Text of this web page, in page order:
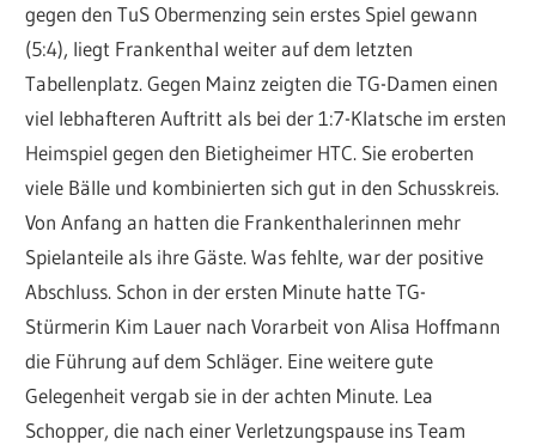
gegen den TuS Obermenzing sein erstes Spiel gewann
(5:4), liegt Frankenthal weiter auf dem letzten
Tabellenplatz. Gegen Mainz zeigten die TG-Damen einen
viel lebhafteren Auftritt als bei der 1:7-Klatsche im ersten
Heimspiel gegen den Bietigheimer HTC. Sie eroberten
viele Bälle und kombinierten sich gut in den Schusskreis.
Von Anfang an hatten die Frankenthalerinnen mehr
Spielanteile als ihre Gäste. Was fehlte, war der positive
Abschluss. Schon in der ersten Minute hatte TG-
Stürmerin Kim Lauer nach Vorarbeit von Alisa Hoffmann
die Führung auf dem Schläger. Eine weitere gute
Gelegenheit vergab sie in der achten Minute. Lea
Schopper, die nach einer Verletzungspause ins Team